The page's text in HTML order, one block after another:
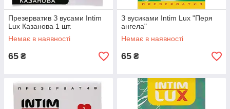
Презерватив З вусами Intim
Lux Казанова 1 шт.
Немає в наявності
65 ₴
З вусиками Intim Lux "Перя
ангела"
Немає в наявності
65 ₴